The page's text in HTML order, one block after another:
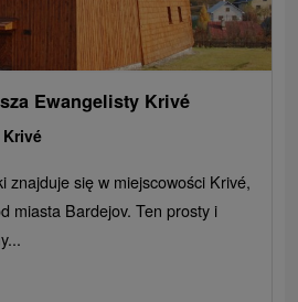
Ewangelisty Krivé
Krivé
znajduje się w miejscowości Krivé,
miasta Bardejov. Ten prosty i